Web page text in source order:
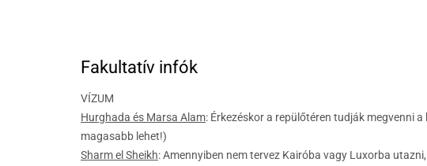
Fakultatív infók
VÍZUM
Hurghada és Marsa Alam: Érkezéskor a repülőtéren tudják megvenni
magasabb lehet!)
Sharm el Sheikh:Amennyiben nem tervez Kairóba vagy Luxorba